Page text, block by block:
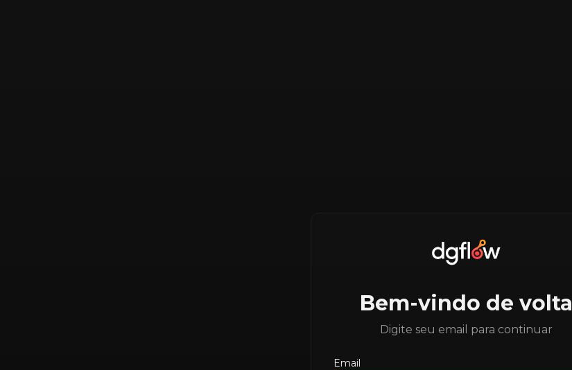
Bem-vindo de volta
Digite seu email para continuar
Email